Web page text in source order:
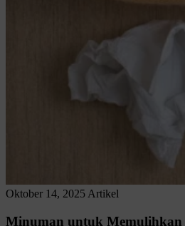
Oktober 14, 2025 Artikel
Minuman untuk Memulihkan